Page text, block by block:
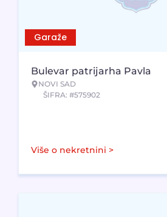
Garaže
Bulevar patrijarha Pavla
NOVI SAD
ŠIFRA: #575902
Više o nekretnini >